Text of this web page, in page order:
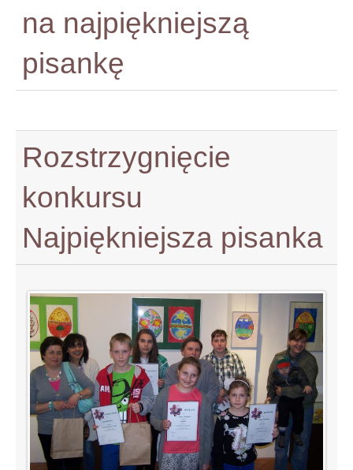
na najpiękniejszą
pisankę
Rozstrzygnięcie
konkursu
Najpiękniejsza pisanka